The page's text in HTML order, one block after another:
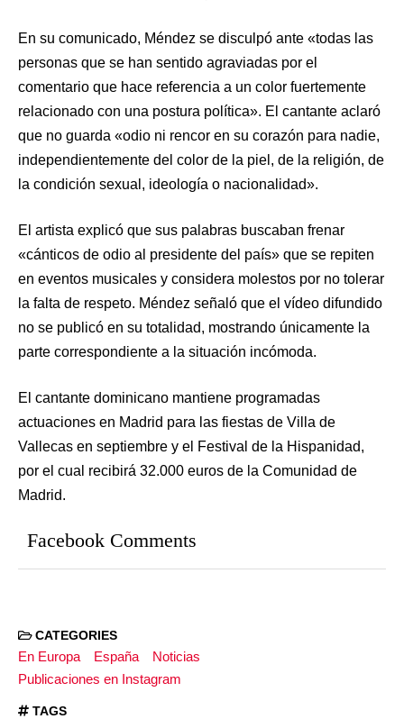
En su comunicado, Méndez se disculpó ante «todas las
personas que se han sentido agraviadas por el
comentario que hace referencia a un color fuertemente
relacionado con una postura política». El cantante aclaró
que no guarda «odio ni rencor en su corazón para nadie,
independientemente del color de la piel, de la religión, de
la condición sexual, ideología o nacionalidad».
El artista explicó que sus palabras buscaban frenar
«cánticos de odio al presidente del país» que se repiten
en eventos musicales y considera molestos por no tolerar
la falta de respeto. Méndez señaló que el vídeo difundido
no se publicó en su totalidad, mostrando únicamente la
parte correspondiente a la situación incómoda.
El cantante dominicano mantiene programadas
actuaciones en Madrid para las fiestas de Villa de
Vallecas en septiembre y el Festival de la Hispanidad,
por el cual recibirá 32.000 euros de la Comunidad de
Madrid.
Facebook Comments
CATEGORIES
En Europa España
Noticias
Publicaciones en Instagram
TAGS